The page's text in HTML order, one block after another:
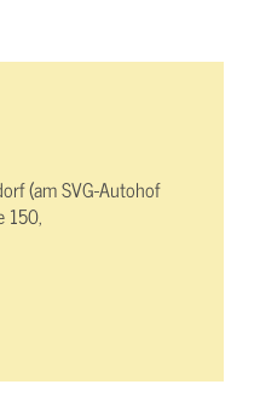
(am SVG-Autohof
150,